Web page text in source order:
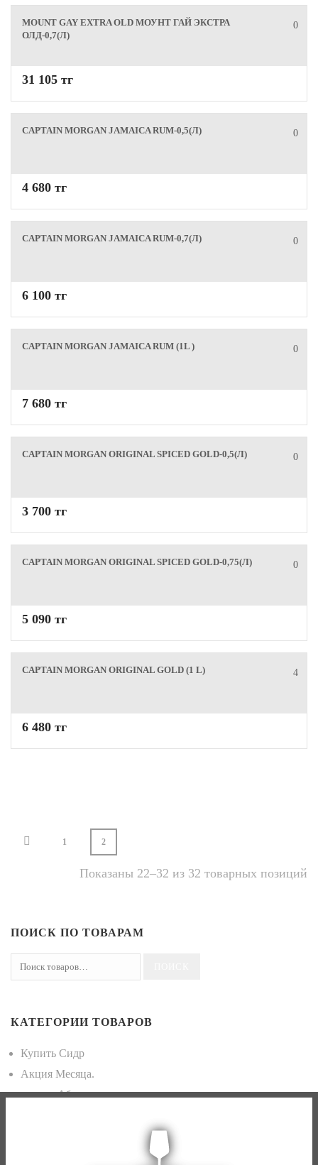
0
MOUNT GAY EXTRA OLD МОУНТ ГАЙ ЭКСТРА
ОЛД-0,7(Л)
31 105 тг
0
CAPTAIN MORGAN JAMAICA RUM-0,5(Л)
4 680 тг
0
CAPTAIN MORGAN JAMAICA RUM-0,7(Л)
6 100 тг
0
CAPTAIN MORGAN JAMAICA RUM (1L )
7 680 тг
0
CAPTAIN MORGAN ORIGINAL SPICED GOLD-0,5(Л)
3 700 тг
0
CAPTAIN MORGAN ORIGINAL SPICED GOLD-0,75(Л)
5 090 тг
4
CAPTAIN MORGAN ORIGINAL GOLD (1 L)
6 480 тг
1 2
Показаны 22–32 из 32 товарных позиций
ПОИСК ПО ТОВАРАМ
КАТЕГОРИИ ТОВАРОВ
Купить Сидр
Акция Месяца.
купить Абсент